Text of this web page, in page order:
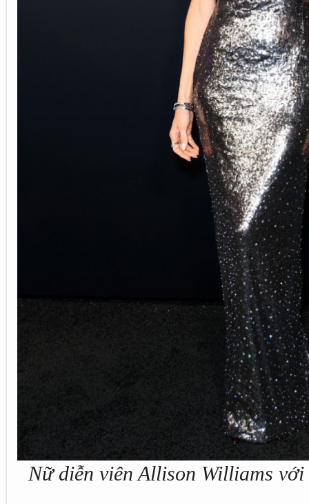
Nữ diễn viên Allison Williams